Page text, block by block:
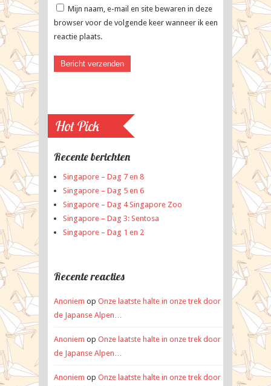
Mijn naam, e-mail en site bewaren in deze
browser voor de volgende keer wanneer ik een
reactie plaats.
Hot Pick
Recente berichten
Singapore – Dag 7 en 8
Singapore – Dag 5 en 6
Singapore – Dag 4 Singapore Zoo
Singapore – Dag 3: Sentosa
Singapore – Dag 1 en 2
Recente reacties
Anoniem op Onze laatste halte in onze trek door
de Japanse Alpen…
Anoniem op Onze laatste halte in onze trek door
de Japanse Alpen…
Anoniem op Onze laatste halte in onze trek door